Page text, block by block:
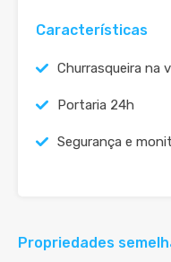
Características
Churrasqueira na
Portaria 24h
Segurança e
Propriedades